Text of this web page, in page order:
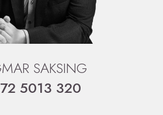
SAKSING
5013 320